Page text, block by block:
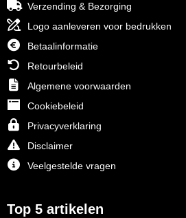
Verzending & Bezorging
Logo aanleveren voor bedrukken
Betaalinformatie
Retourbeleid
Algemene voorwaarden
Cookiebeleid
Privacyverklaring
Disclaimer
Veelgestelde vragen
Top 5 artikelen